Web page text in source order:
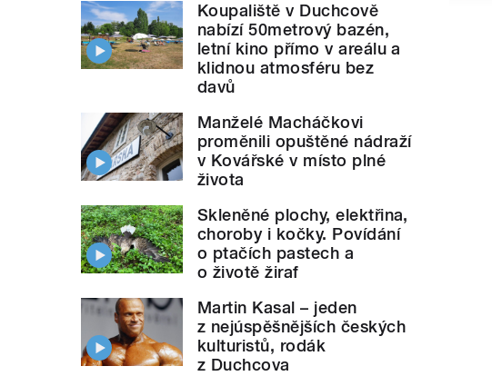
Koupaliště v Duchcově
nabízí 50metrový bazén,
letní kino přímo v areálu a
klidnou atmosféru bez
davů
Manželé Macháčkovi
proměnili opuštěné nádraží
v Kovářské v místo plné
života
Skleněné plochy, elektřina,
choroby i kočky. Povídání
o ptačích pastech a
o životě žiraf
Martin Kasal – jeden
z nejúspěšnějších českých
kulturistů, rodák
z Duchcova